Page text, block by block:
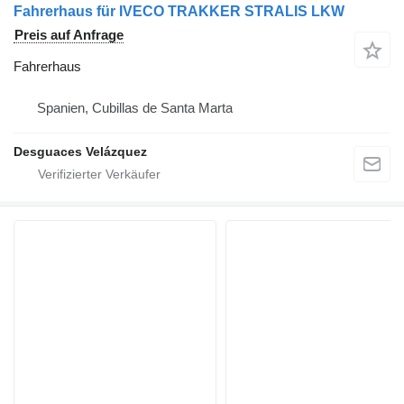
Fahrerhaus für IVECO TRAKKER STRALIS LKW
Preis auf Anfrage
Fahrerhaus
Spanien, Cubillas de Santa Marta
Desguaces Velázquez